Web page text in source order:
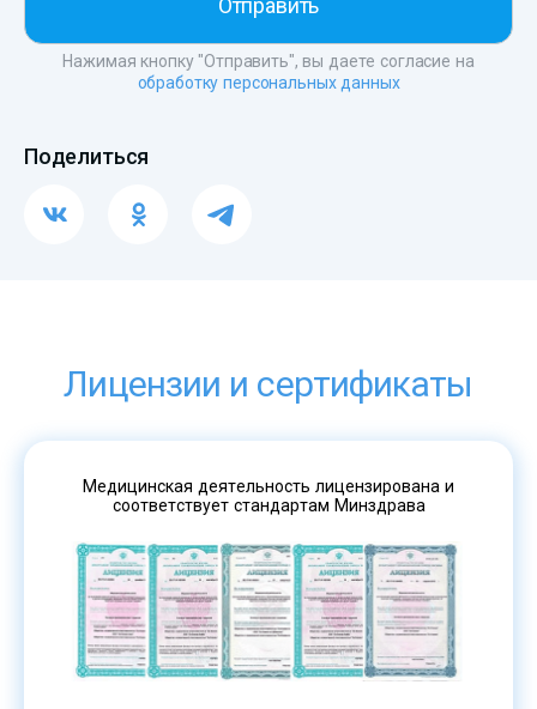
Нажимая кнопку "Отправить", вы даете согласие на
обработку персональных данных
Поделиться
Лицензии и сертификаты
Медицинская деятельность лицензирована и
соответствует стандартам Минздрава